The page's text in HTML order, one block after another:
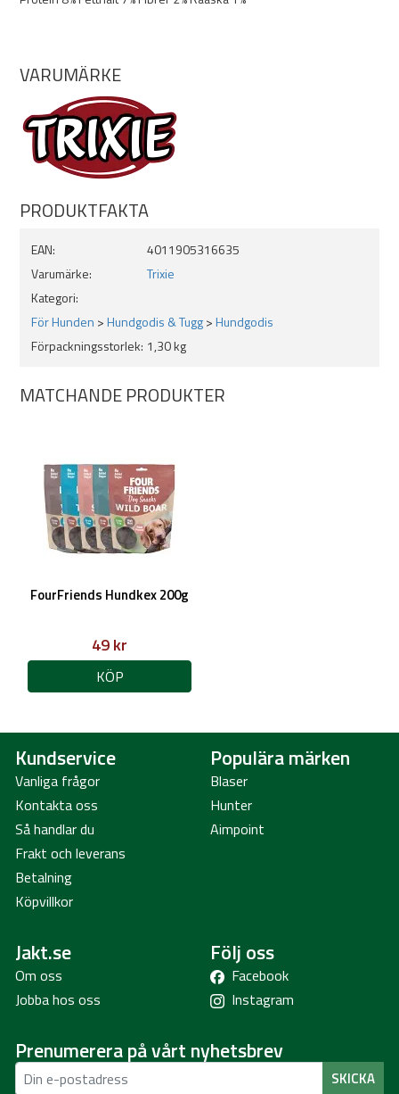
VARUMÄRKE
PRODUKTFAKTA
EAN:
4011905316635
Varumärke:
Trixie
Kategori:
För Hunden >Hundgodis & Tugg>Hundgodis
Förpackningsstorlek: 1,30 kg
MATCHANDE PRODUKTER
FourFriends Hundkex 200g
49 kr
KÖP
Kundservice
Vanliga frågor
Kontakta oss
Så handlar du
Frakt och leverans
Betalning
Köpvillkor
Populära märken
Blaser
Hunter
Aimpoint
Jakt.se
Om oss
Jobba hos oss
Följ oss
Facebook
Instagram
Prenumerera på vårt nyhetsbrev
SKICKA